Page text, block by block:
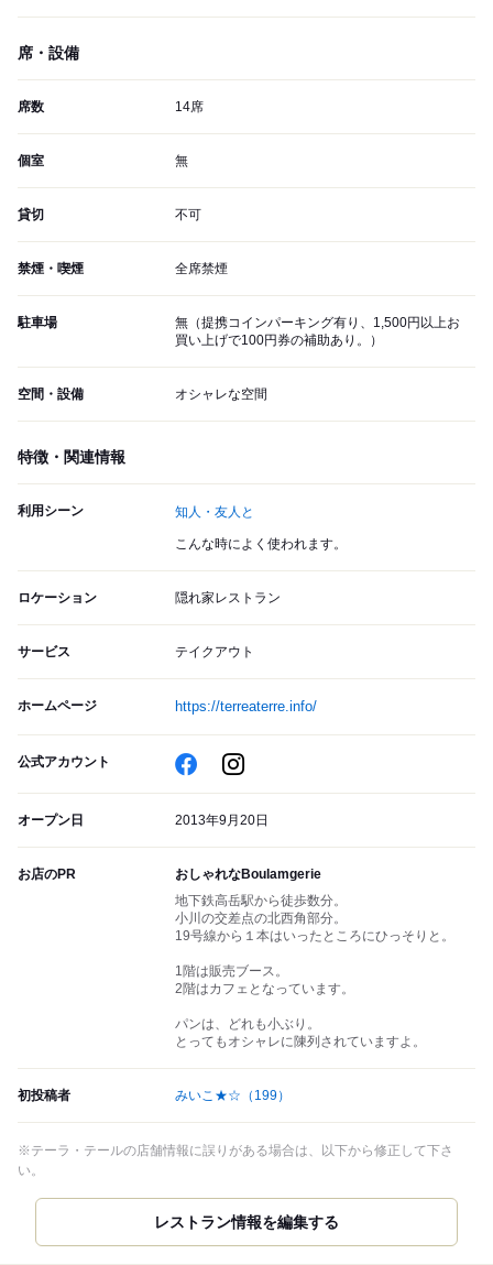
席・設備
席数 14席
個室 無
貸切 不可
禁煙・喫煙 全席禁煙
駐車場
無（提携コインパーキング有り、1,500円以上お
買い上げで100円券の補助あり。）
空間・設備 オシャレな空間
特徴・関連情報
利用シーン 知人・友人と
こんな時によく使われます。
ロケーション 隠れ家レストラン
サービス テイクアウト
ホームページ https://terreaterre.info/
公式アカウント
オープン日 2013年9月20日
お店のPR
おしゃれなBoulamgerie
地下鉄高岳駅から徒歩数分。
小川の交差点の北西角部分。
19号線から１本はいったところにひっそりと。
1階は販売ブース。
2階はカフェとなっています。
パンは、どれも小ぶり。
とってもオシャレに陳列されていますよ。
初投稿者 みいこ★☆ （199）
※テーラ・テールの店舗情報に誤りがある場合は、以下から修正して下さ
い。
レストラン情報を編集する